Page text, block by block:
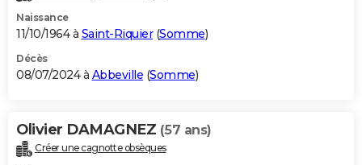
Naissance
11/10/1964 à Saint-Riquier(Somme)
Décès
08/07/2024 à Abbeville (Somme)
Olivier DAMAGNEZ (57 ans)
Créer une cagnotte obsèques